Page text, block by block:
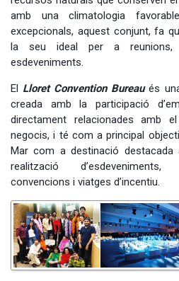
amb una climatologia
excepcionals, aquest conjunt, fa
la seu ideal per a reunions,
esdeveniments.
El Lloret Convention Bureaués
creada amb la participació
directament relacionades amb
negocis, i té com a principal
Mar com a destinació
realització
convencions i viatges d’incentiu.